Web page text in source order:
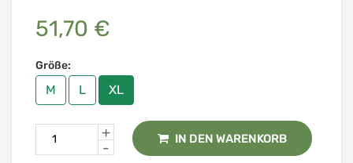
51,70 €
Größe:
M L XL
+
-
IN DEN WARENKORB